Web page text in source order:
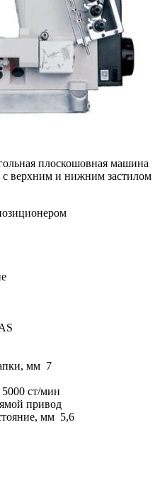
плоскошовная машина
верхним и нижним застилом
мм 7
ст/мин
привод
мм 5,6